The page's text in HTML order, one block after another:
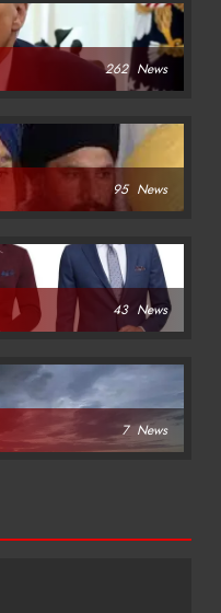
262 News
95 News
43 News
7 News